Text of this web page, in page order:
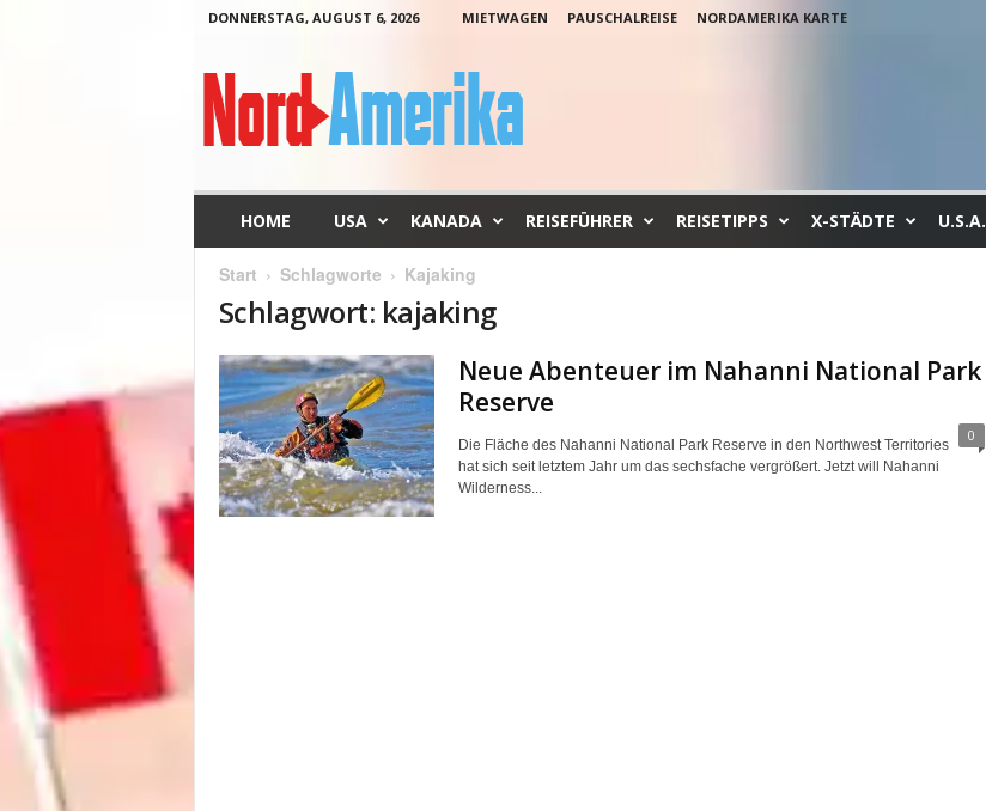
DONNERSTAG, AUGUST 6, 2026 MIETWAGEN PAUSCHALREISE NORDAMERIKA KARTE
HOME USA KANADA REISEFÜHRER REISETIPPS X-STÄDTE U.S.A.
Start Schlagworte Kajaking
Schlagwort: kajaking
Neue Abenteuer im Nahanni National Park
Reserve
0
Die Fläche des Nahanni National Park Reserve in den Northwest Territories
hat sich seit letztem Jahr um das sechsfache vergrößert. Jetzt will Nahanni
Wilderness...